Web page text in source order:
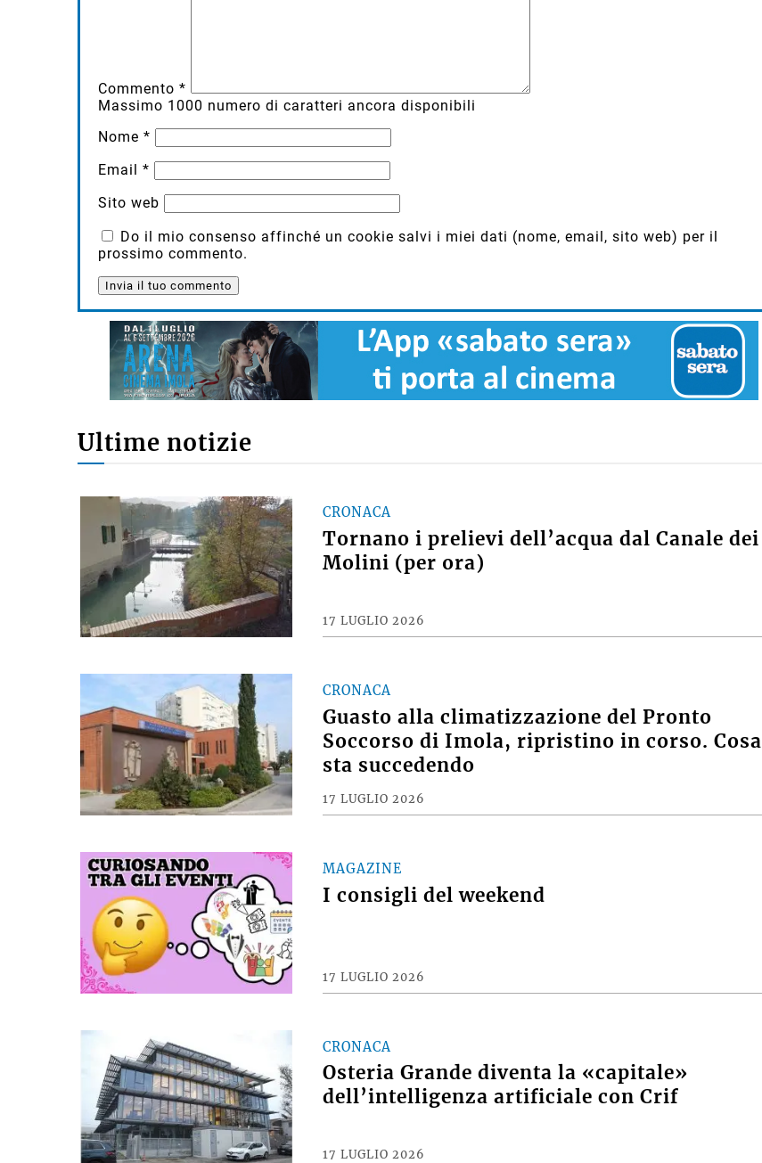
Commento *
Massimo 1000 numero di caratteri ancora disponibili
Nome *
Email *
Sito web
Do il mio consenso affinché un cookie salvi i miei dati (nome, email, sito web) per il
prossimo commento.
Ultime notizie
CRONACA
Tornano i prelievi dell’acqua dal Canale dei
Molini (per ora)
17 LUGLIO 2026
CRONACA
Guasto alla climatizzazione del Pronto
Soccorso di Imola, ripristino in corso. Cosa
sta succedendo
17 LUGLIO 2026
MAGAZINE
I consigli del weekend
17 LUGLIO 2026
CRONACA
Osteria Grande diventa la «capitale»
dell’intelligenza artificiale con Crif
17 LUGLIO 2026